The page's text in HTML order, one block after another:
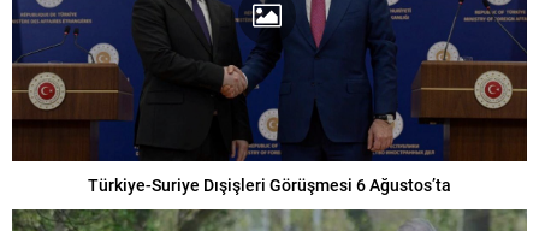
Türkiye-Suriye Dışişleri Görüşmesi 6 Ağustos’ta